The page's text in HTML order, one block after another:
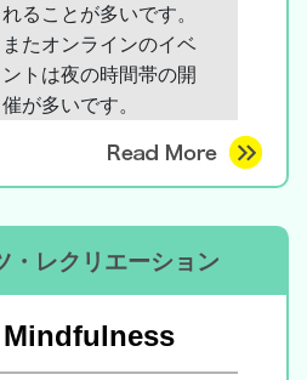
：
@npot-knit4654
れることが多いです。
またオンラインのイベ
ントは夜の時間帯の開
催が多いです。
・レクリエーション